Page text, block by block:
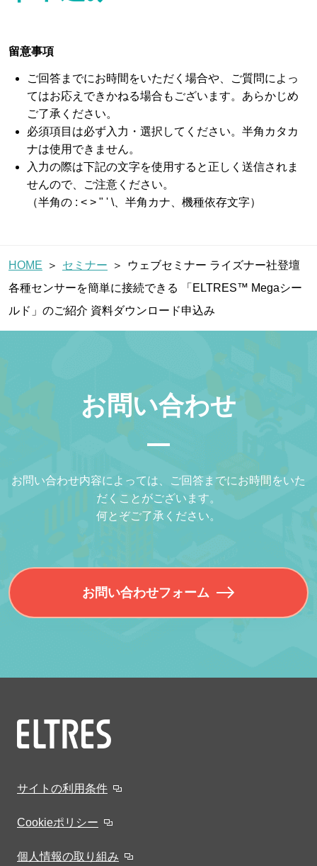
パートナー企業様ログイン
障害・メンテナンス情報
留意事項
ご回答までにお時間をいただく場合や、ご質問によっ
てはお応えできかねる場合もございます。あらかじめ
ご了承ください。
必須項目は必ず入力・選択してください。半角カタカ
ナは使用できません。
入力の際は下記の文字を使用すると正しく送信されま
せんので、ご注意ください。
（半角の : < > " ' \、半角カナ、機種依存文字）
HOME セミナー
ウェブセミナー ライズナー社登壇
各種センサーを簡単に接続できる 「ELTRES™ Megaシー
ルド」のご紹介 資料ダウンロード申込み
お問い合わせ
お問い合わせ内容によっては、ご回答までにお時間をいた
だくことがございます。
何とぞご了承ください。
お問い合わせフォーム
サイトの利用条件
Cookieポリシー
個人情報の取り組み